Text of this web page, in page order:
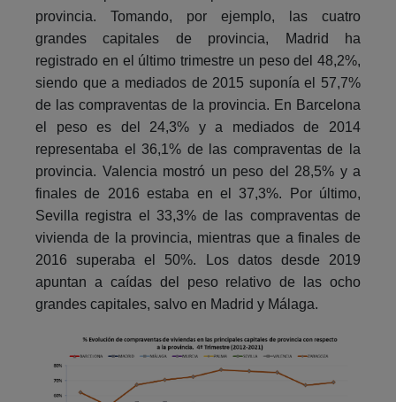
provincia. Tomando, por ejemplo, las cuatro
grandes capitales de provincia, Madrid ha
registrado en el último trimestre un peso del 48,2%,
siendo que a mediados de 2015 suponía el 57,7%
de las compraventas de la provincia. En Barcelona
el peso es del 24,3% y a mediados de 2014
representaba el 36,1% de las compraventas de la
provincia. Valencia mostró un peso del 28,5% y a
finales de 2016 estaba en el 37,3%. Por último,
Sevilla registra el 33,3% de las compraventas de
vivienda de la provincia, mientras que a finales de
2016 superaba el 50%. Los datos desde 2019
apuntan a caídas del peso relativo de las ocho
grandes capitales, salvo en Madrid y Málaga.